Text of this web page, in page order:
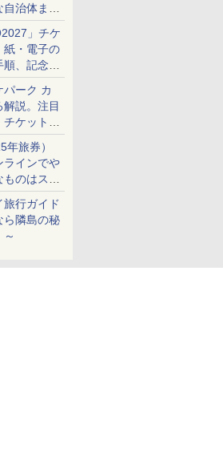
治体まと
」チケ
紙・電子の
、記念チ
パーク カ
解説。注目
ケット手
な準備は？
旅券）
ラインでや
のはスマ
のみ
旅行ガイド
ら隣島の秘